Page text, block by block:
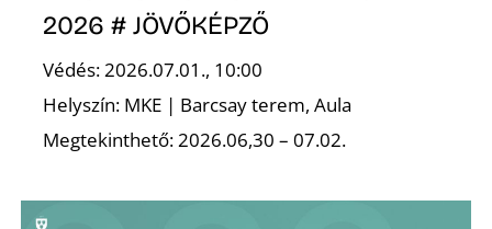
2026 # JÖVŐKÉPZŐ
Védés: 2026.07.01., 10:00
Helyszín: MKE | Barcsay terem, Aula
Megtekinthető: 2026.06,30 – 07.02.